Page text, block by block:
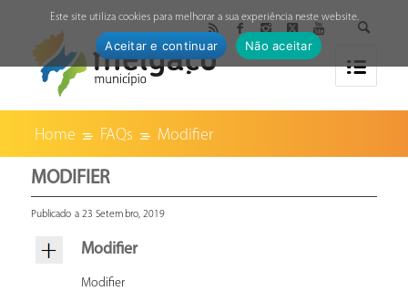
Home FAQs Modifier
MODIFIER
Publicado a 23 Setembro, 2019
Modifier
Modifier
Este site utiliza cookies para melhorar a sua experiência neste website.
Aceitar e continuar Não aceitar